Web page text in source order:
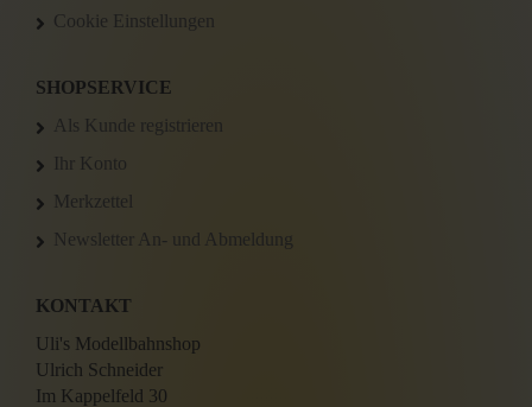
Cookie Einstellungen
SHOPSERVICE
Als Kunde registrieren
Ihr Konto
Merkzettel
Newsletter An- und Abmeldung
KONTAKT
Uli's Modellbahnshop
Ulrich Schneider
Im Kappelfeld 30